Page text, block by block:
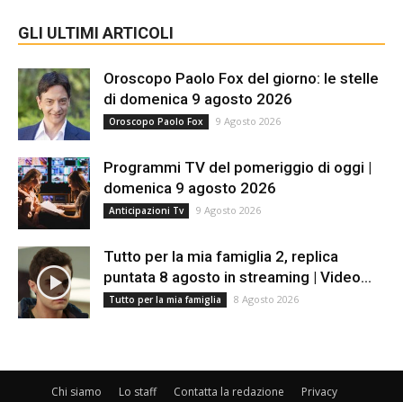
GLI ULTIMI ARTICOLI
Oroscopo Paolo Fox del giorno: le stelle
di domenica 9 agosto 2026
Oroscopo Paolo Fox 9 Agosto 2026
Programmi TV del pomeriggio di oggi |
domenica 9 agosto 2026
Anticipazioni Tv 9 Agosto 2026
Tutto per la mia famiglia 2, replica
puntata 8 agosto in streaming | Video...
Tutto per la mia famiglia 8 Agosto 2026
Chi siamo Lo staff Contatta la redazione Privacy